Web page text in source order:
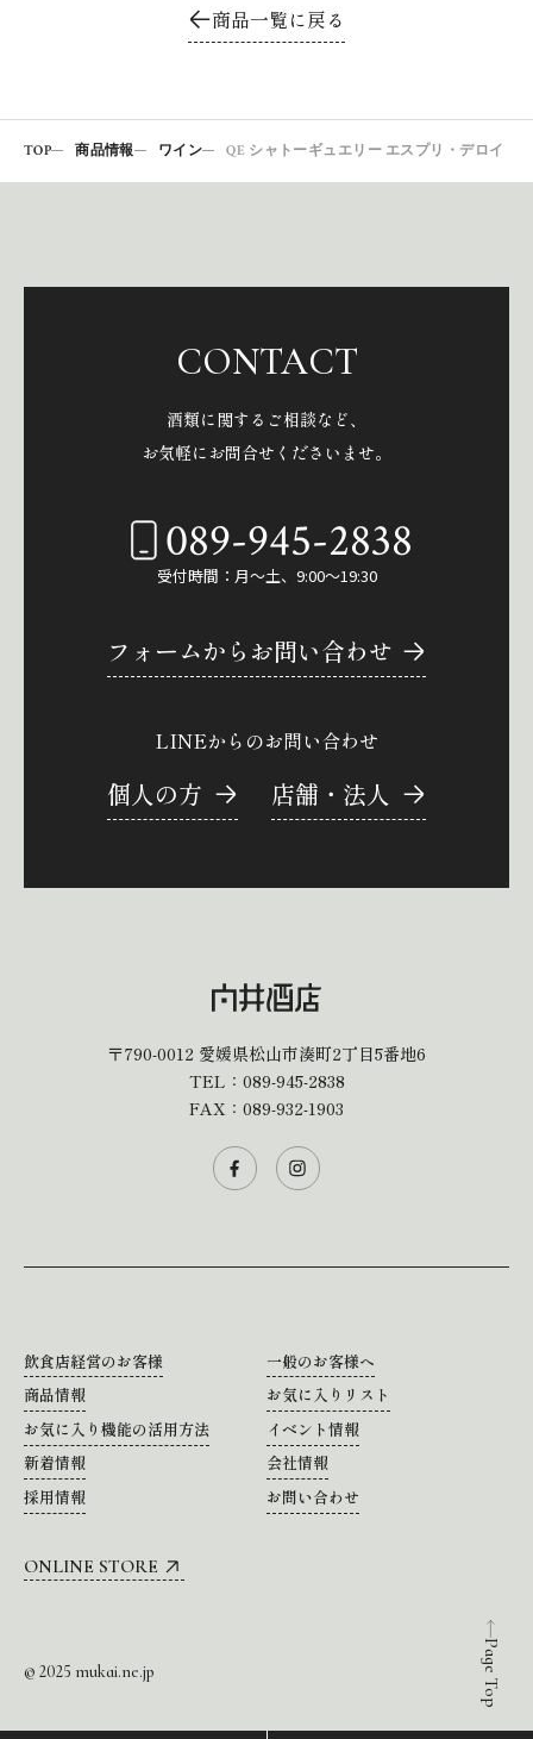
商品一覧に戻る
TOP 商品情報 ワイン QE シャトーギュエリー エスプリ・デロイ
Page Top
CONTACT
酒類に関するご相談など、
お気軽にお問合せくださいませ。
089-945-2838
受付時間：月～土、9:00～19:30
フォームからお問い合わせ
LINEからのお問い合わせ
個人の方 店舗・法人
〒790-0012 愛媛県松山市湊町2丁目5番地6
TEL： 089-945-2838
FAX：089-932-1903
飲食店経営のお客様
一般のお客様へ
商品情報
お気に入りリスト
お気に入り機能の活用方法
イベント情報
新着情報
会社情報
採用情報
お問い合わせ
ONLINE STORE
© 2025 mukai.ne.jp